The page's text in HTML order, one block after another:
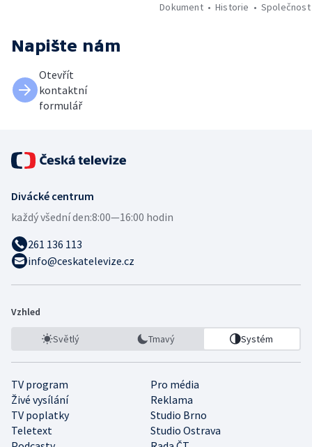
Dokument
Historie Společnost
Napište nám
Otevřít
kontaktní
formulář
Divácké centrum
každý všední den:8:00—16:00 hodin
261 136 113
info@ceskatelevize.cz
Vzhled
Světlý Tmavý Systém
TV program
Pro média
Živé vysílání
Reklama
TV poplatky
Studio Brno
Teletext
Studio Ostrava